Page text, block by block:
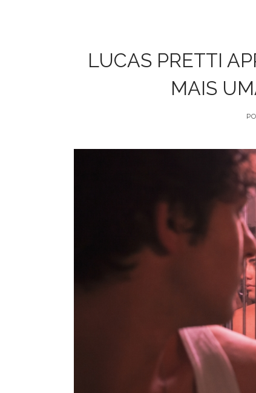
LUCAS PRETTI
MAIS